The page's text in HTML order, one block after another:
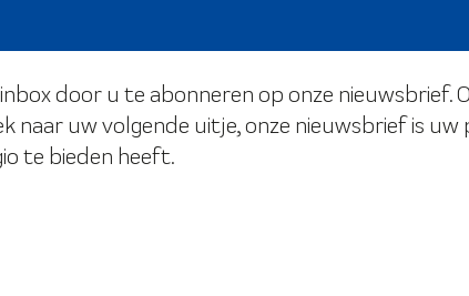
door u te abonneren op onze nieuwsbrief.
uw volgende uitje, onze nieuwsbrief is
te bieden heeft.